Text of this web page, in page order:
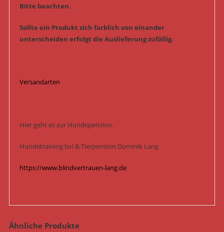
Bitte beachten.
Sollte ein Produkt sich farblich von einander
unterscheiden erfolgt die Auslieferung zufällig.
Versandarten
Hier geht es zur Hundepension.
Hundetraining bvl & Tierpension Dominik Lang
https://www.blindvertrauen-lang.de
Ähnliche Produkte